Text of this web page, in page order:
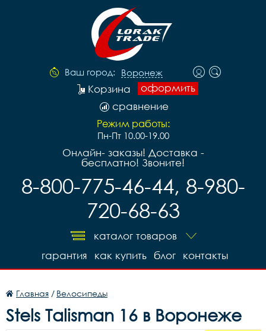
Ваш город: Воронеж
оформить
Корзина
сравнение
Режим работы:
Пн-Пт 10.00-19.00
Онлайн- заказы! Доставка -
бесплатно! Звоните!
8-800-775-46-44, 8-980-
720-68-63
каталог товаров
контакты
блог
как купить
гарантия
Главная / Велосипеды
Stels Talisman 16 в Воронеже